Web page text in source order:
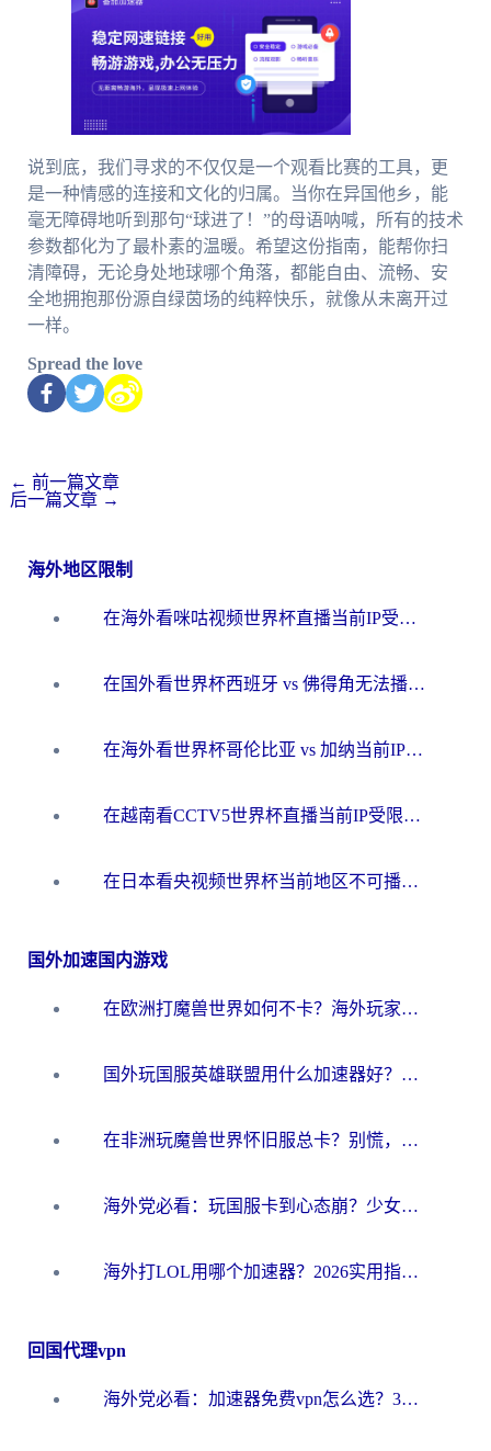
说到底，我们寻求的不仅仅是一个观看比赛的工具，更
是一种情感的连接和文化的归属。当你在异国他乡，能
毫无障碍地听到那句“球进了！”的母语呐喊，所有的技术
参数都化为了最朴素的温暖。希望这份指南，能帮你扫
清障碍，无论身处地球哪个角落，都能自由、流畅、安
全地拥抱那份源自绿茵场的纯粹快乐，就像从未离开过
一样。
Spread the love
← 前一篇文章
后一篇文章 →
海外地区限制
在海外看咪咕视频世界杯直播当前IP受限制？这篇指南帮你搞定所有体育赛事观看难题
在国外看世界杯西班牙 vs 佛得角无法播放？这篇指南帮你解锁所有中文体育直播
在海外看世界杯哥伦比亚 vs 加纳当前IP受限制？这篇指南帮你流畅看中文解说赛事
在越南看CCTV5世界杯直播当前IP受限制？海外党体育观赛终极指南来了
在日本看央视频世界杯当前地区不可播放？海外党体育观赛终极指南
国外加速国内游戏
在欧洲打魔兽世界如何不卡？海外玩家的国服游戏加速终极攻略
国外玩国服英雄联盟用什么加速器好？海外党亲测有效的国服游戏加速指南
在非洲玩魔兽世界怀旧服总卡？别慌，这份指南帮你丝滑开荒
海外党必看：玩国服卡到心态崩？少女前线云图计划加速器免费推荐+碧蓝航线足球世界流畅攻略
海外打LOL用哪个加速器？2026实用指南：从延迟到设备适配，一篇解决你的国服游戏痛点
回国代理vpn
海外党必看：加速器免费vpn怎么选？3步教你无缝访问国内资源